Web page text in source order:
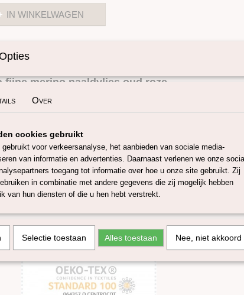
IN WINKELWAGEN
fijne merino naaldvlies oud roze.
in Italie geproduceerde naaldvlies heeft een micron van 19 en
schaap, welke gehouden worden in o.a Australië en Zuid-
Mulesing vrije merino schapen. Dit wolvilt kan worden
en natvilten. De dikte van het naaldvlies is 2a3 mm, het
170 g/m.
is geverfd bij onze leverancier volgens Oeko-Tex
voor GOTS 5.0 en GRS.Ook verkrijgbaar in onze
is verkrijgbaar in 3 maten:
Over
cookies gebruikt
voor verkeersanalyse, het aanbieden van sociale media-
van informatie en advertenties. Daarnaast verlenen we onze
toegang tot informatie over hoe u onze site gebruikt. Zij
in combinatie met andere gegevens die zij mogelijk hebben
van hun diensten of die u hen hebt verstrekt.
Selectie toestaan Alles toestaan Nee, niet akkoord